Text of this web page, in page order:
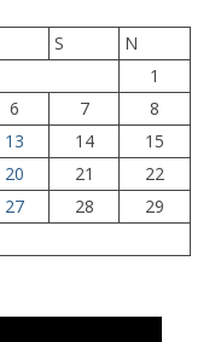
S
N
1
6 7
8
13 14
15
20 21
22
27 28
29